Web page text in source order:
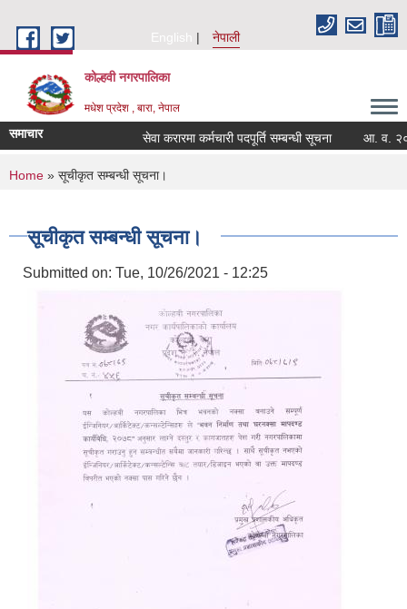
English
नेपाली
कोल्हवी नगरपालिका
मधेश प्रदेश , बारा, नेपाल
समाचार सेवा करारमा कर्मचारी पदपूर्ति सम्बन्धी सूचना आ. व.
You are here
Home » सूचीकृत सम्बन्धी सूचना।
सूचीकृत सम्बन्धी सूचना।
Submitted on: Tue, 10/26/2021 - 12:25